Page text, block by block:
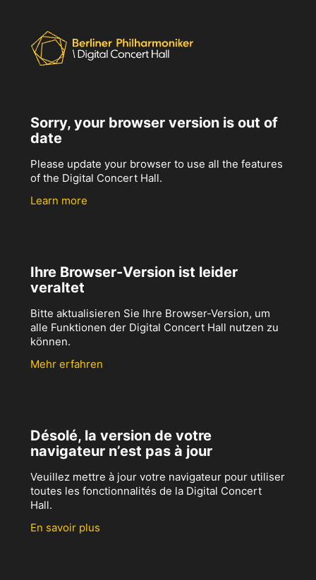
Sorry, your browser version is out of
date
Please update your browser to use all the features
of the Digital Concert Hall.
Learn more
Ihre Browser-Version ist leider
veraltet
Bitte aktualisieren Sie Ihre Browser-Version, um
alle Funktionen der Digital Concert Hall nutzen zu
können.
Mehr erfahren
Désolé, la version de votre
navigateur n’est pas à jour
Veuillez mettre à jour votre navigateur pour utiliser
toutes les fonctionnalités de la Digital Concert
Hall.
En savoir plus